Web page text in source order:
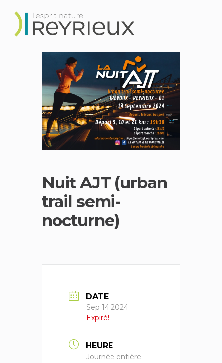
Nuit AJT (urban
trail semi-
nocturne)
DATE
Sep 14 2024
Expiré!
HEURE
Journée entière